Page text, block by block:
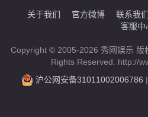
关于我们 官方微博 联系我们
客服中
Copyright © 2005-2026 秀网娱乐 版
Rights Reserved. http://
沪公网安备31011002006786 |